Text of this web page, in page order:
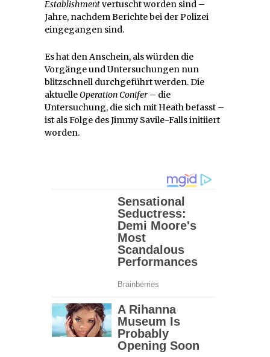
Establishmentvertuscht worden sind –
Jahre, nachdem Berichte bei der Polizei
eingegangen sind.
Es hat den Anschein, als würden die
Vorgänge und Untersuchungen nun
blitzschnell durchgeführt werden. Die
aktuelleOperation Conifer – die
Untersuchung, die sich mit Heath befasst –
ist als Folge des Jimmy Savile-Falls initiiert
worden.